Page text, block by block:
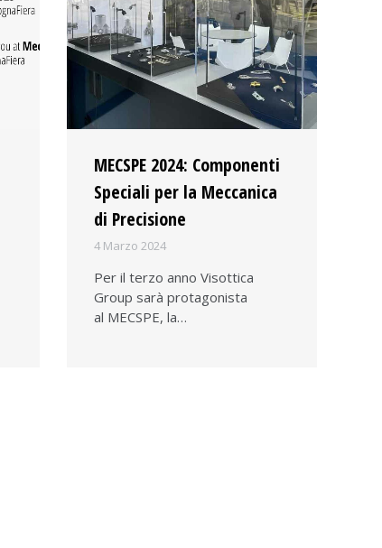
MECSPE 2024: Componenti
Speciali per la Meccanica
di Precisione
4 Marzo 2024
Per il terzo anno Visottica
Group sarà protagonista
al MECSPE, la…